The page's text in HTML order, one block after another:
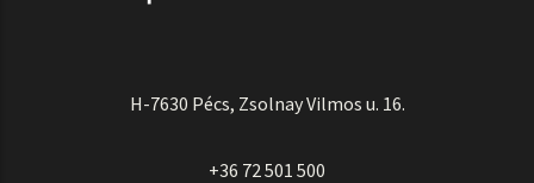
H-7630 Pécs, Zsolnay Vilmos u. 16.
+36 72 501 500